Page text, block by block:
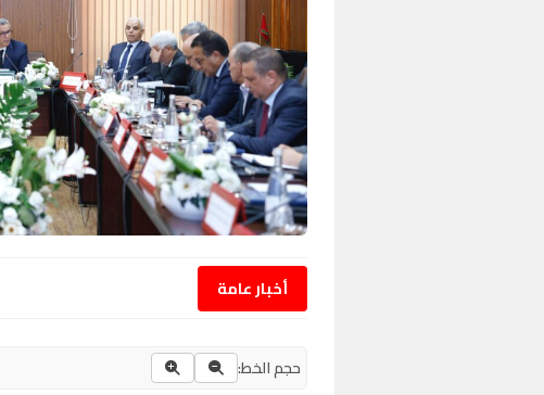
أخبار عامة
حجم الخط: